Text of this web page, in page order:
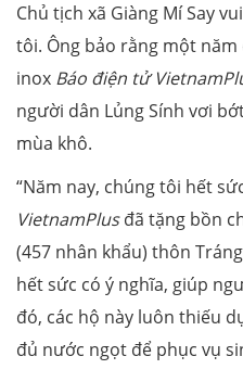
Chủ tịch xã Giàng Mí Say
tôi. Ông bảo rằng một
inox Báo điện tử
người dân Lủng Sính vơi
mùa khô.
“Năm nay, chúng tôi hết
VietnamPlusđã tặng bồn
(457 nhân khẩu) thôn
hết sức có ý nghĩa, giúp
đó, các hộ này luôn thiếu
đủ nước ngọt để phục vụ